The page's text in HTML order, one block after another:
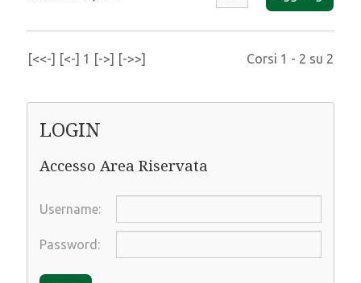
[<<-] [<-] 1 [->] [->>] Corsi 1 - 2 su 2
LOGIN
Accesso Area Riservata
Username:
Password: